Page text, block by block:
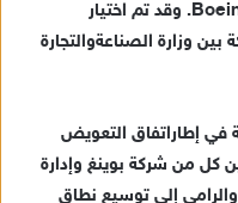
. وقد تم اختيار
بين وزارة الصناعةوالتجارة
في إطاراتفاق التعويض
كل من شركة بوينغ وإدارة
والرامي إلى توسيع نطاق